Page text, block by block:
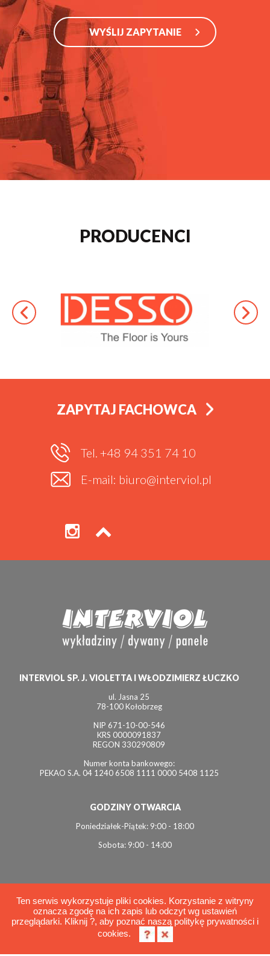
WYŚLIJ ZAPYTANIE
PRODUCENCI
ZAPYTAJ FACHOWCA
Tel. +48 94 351 74 10
E-mail: biuro@interviol.pl
INTERVIOL SP. J. VIOLETTA I WŁODZIMIERZ ŁUCZKO
ul. Jasna 25
78-100 Kołobrzeg
NIP 671-10-00-546
KRS 0000091837
REGON 330290809
Numer konta bankowego:
PEKAO S.A. 04 1240 6508 1111 0000 5408 1125
GODZINY OTWARCIA
Poniedziałek-Piątek: 9:00 - 18:00
Sobota: 9:00 - 14:00
© 2026 Interviol
Polityka cookies
Ten serwis wykorzystuje pliki cookies. Korzystanie z witryny
oznacza zgodę na ich zapis lub odczyt wg ustawień
przeglądarki. Kliknij ?, aby poznać naszą politykę prywatności i
cookies.